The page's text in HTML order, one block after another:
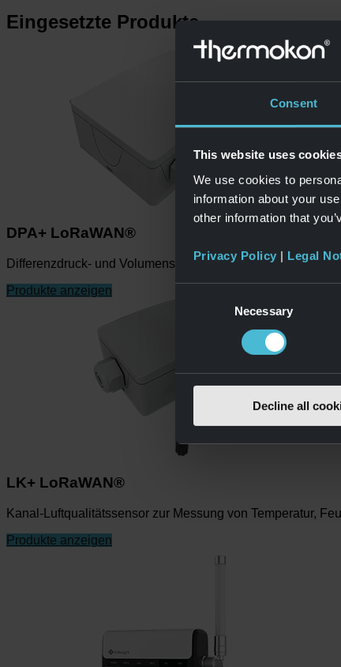
Consent
This website uses
We use cookies to
information about your
other information that
Privacy Policy | Legal
Necessary
Decline all
Eingesetzte Produkte
DPA+ LoRaWAN®
Differenzdruck- und Volumenstrom-Messumformer.
Produkte anzeigen
LK+ LoRaWAN®
Kanal-Luftqualitätssensor zur Messung von Temperatur,
Produkte anzeigen